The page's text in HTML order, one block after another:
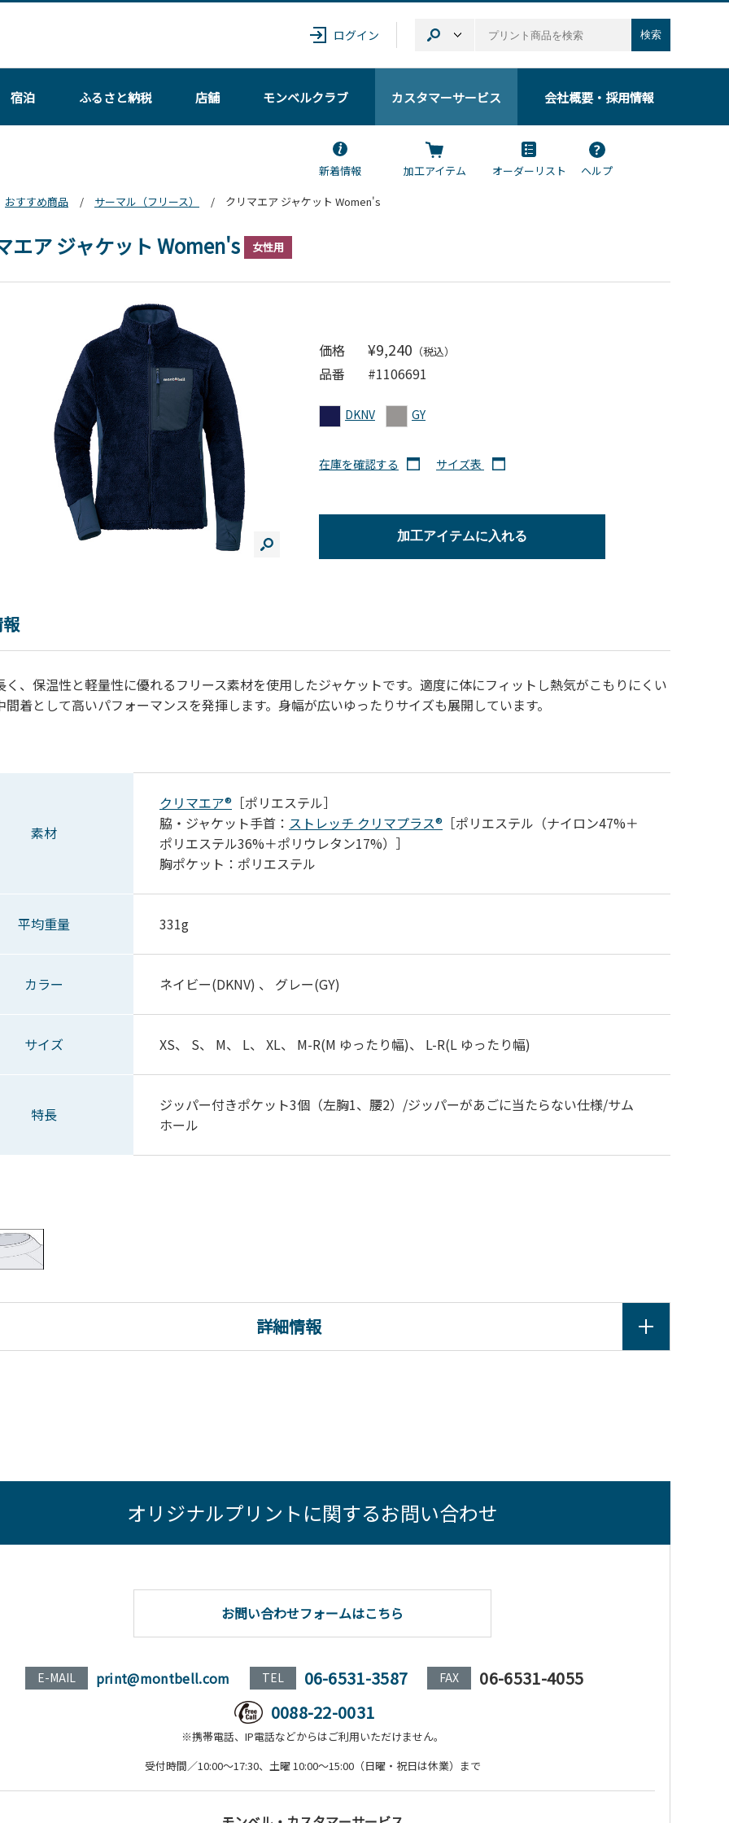
ログイン 検索
宿泊 ふるさと納税 店舗 モンベルクラブ カスタマーサービス 会社概要・採用情報
新着情報 加工アイテム オーダーリスト
ヘルプ
おすすめ商品
サーマル（フリース） クリマエア ジャケット Women's
エア ジャケット Women's 女性用
価格 ¥9,240 （税込）
品番 #1106691
DKNV GY
在庫を確認する サイズ表
加工アイテムに入れる
く、保温性と軽量性に優れるフリース素材を使用したジャケットです。適度に体にフィットし熱気がこもりにくい
間着として高いパフォーマンスを発揮します。身幅が広いゆったりサイズも展開しています。
素材
クリマエア® ［ポリエステル］
脇・ジャケット手首： ストレッチ クリマプラス® ［ポリエステル（ナイロン47%＋
ポリエステル36%＋ポリウレタン17%）］
胸ポケット：ポリエステル
平均重量 331g
カラー ネイビー(DKNV) 、 グレー(GY)
サイズ XS、 S、 M、 L、 XL、 M-R(M ゆったり幅)、 L-R(L ゆったり幅)
特長
ジッパー付きポケット3個（左胸1、腰2）/ジッパーがあごに当たらない仕様/サム
ホール
詳細情報
オリジナルプリントに関するお問い合わせ
お問い合わせフォームはこちら
E-MAIL print@montbell.com TEL 06-6531-3587 FAX
06-6531-4055
0088-22-0031
※携帯電話、IP電話などからはご利用いただけません。
受付時間／10:00～17:30、土曜 10:00～15:00（日曜・祝日は休業）まで